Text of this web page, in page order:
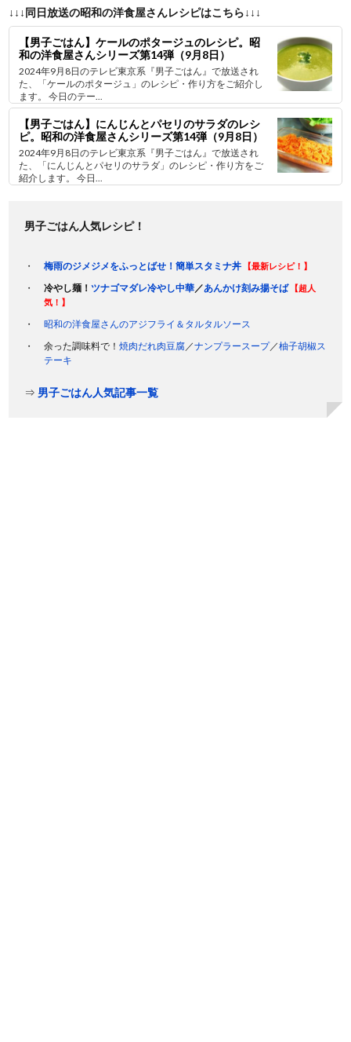
↓↓↓同日放送の昭和の洋食屋さんレシピはこちら↓↓↓
【男子ごはん】ケールのポタージュのレシピ。昭
和の洋食屋さんシリーズ第14弾（9月8日）
2024年9月8日のテレビ東京系『男子ごはん』で放送され
た、「ケールのポタージュ」のレシピ・作り方をご紹介し
ます。 今日のテー...
【男子ごはん】にんじんとパセリのサラダのレシ
ピ。昭和の洋食屋さんシリーズ第14弾（9月8日）
2024年9月8日のテレビ東京系『男子ごはん』で放送され
た、「にんじんとパセリのサラダ」のレシピ・作り方をご
紹介します。 今日...
男子ごはん人気レシピ！
梅雨のジメジメをふっとばせ！簡単スタミナ丼 【最新レシピ！】
冷やし麺！ツナゴマダレ冷やし中華／あんかけ刻み揚そば
【超人
気！】
昭和の洋食屋さんのアジフライ＆タルタルソース
余った調味料で！焼肉だれ肉豆腐／ナンプラースープ／柚子胡椒ス
テーキ
⇒ 男子ごはん人気記事一覧